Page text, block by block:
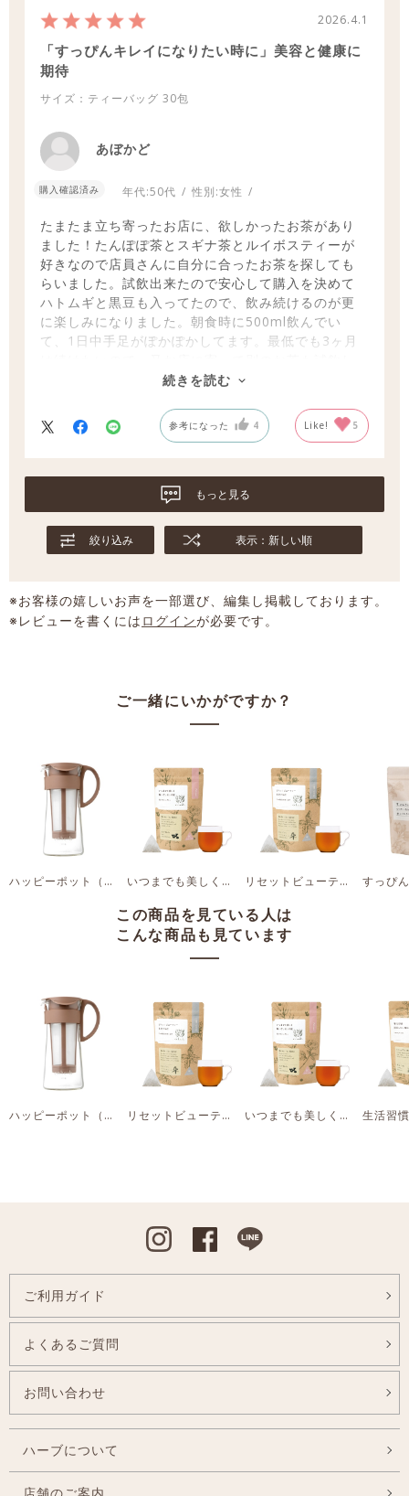
2026.4.1
「すっぴんキレイになりたい時に」美容と健康に
期待
サイズ：ティーバッグ 30包
あぼかど
購入確認済み 年代:50代 性別:女性
たまたま立ち寄ったお店に、欲しかったお茶があり
ました！たんぽぽ茶とスギナ茶とルイボスティーが
好きなので店員さんに自分に合ったお茶を探しても
らいました。試飲出来たので安心して購入を決めて
ハトムギと黒豆も入ってたので、飲み続けるのが更
に楽しみになりました。朝食時に500ml飲んでい
て、1日中手足がぽかぽかしてます。最低でも3ヶ月
ながら購入したいと思っています。
続きを読む
参考になった 4 Like! 5
もっと見る
絞り込み 表示：新しい順
※お客様の嬉しいお声を一部選び、編集し掲載しております。
※レビューを書くには ログインが必要です。
ご一緒にいかがですか？
ハッピーポット（ベージュ） いつまでも美しく輝いていたい時に リセットビューティーしたい時に
この商品を見ている人は
こんな商品も見ています
ハッピーポット（ベージュ） リセットビューティーしたい時に いつまでも美しく輝いていたい時に
Instagram
ご利用ガイド
よくあるご質問
お問い合わせ
ハーブについて